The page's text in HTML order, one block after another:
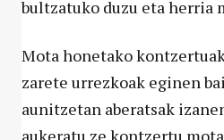
bultzatuko duzu eta herria
Mota honetako
zarete urrezkoak eginen
aunitzetan aberatsak
aukeratu ze kontzertu